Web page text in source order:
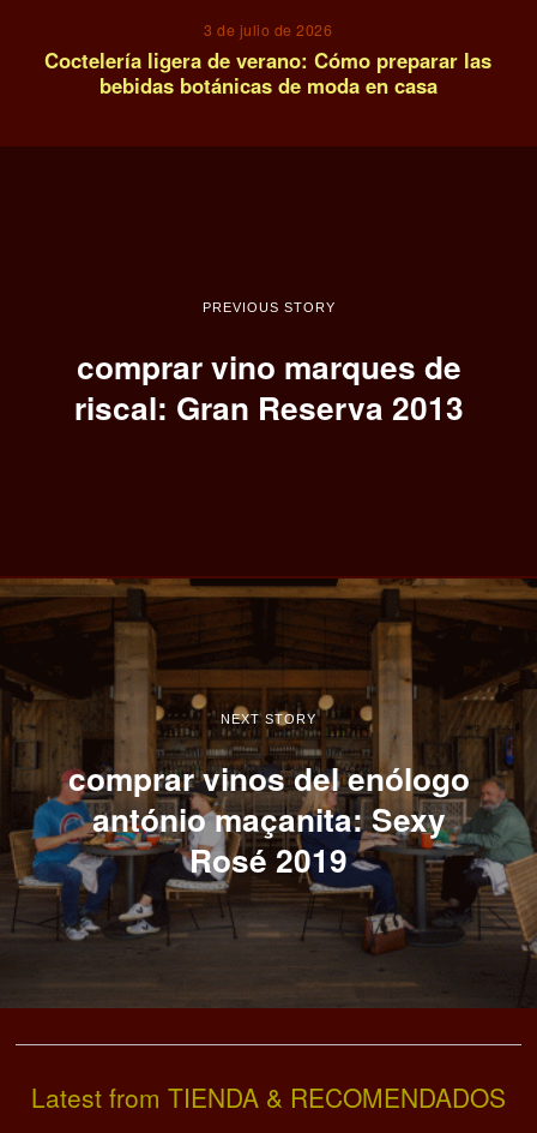
3 de julio de 2026
Coctelería ligera de verano: Cómo preparar las
bebidas botánicas de moda en casa
PREVIOUS STORY
comprar vino marques de
riscal: Gran Reserva 2013
NEXT STORY
comprar vinos del enólogo
antónio maçanita: Sexy
Rosé 2019
Latest from TIENDA & RECOMENDADOS